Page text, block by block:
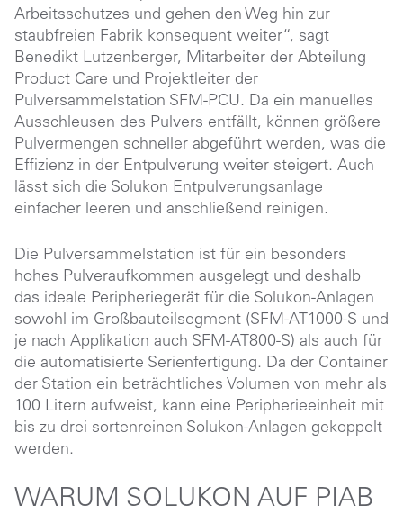
Arbeitsschutzes und gehen den Weg hin zur
staubfreien Fabrik konsequent weiter“, sagt
Benedikt Lutzenberger, Mitarbeiter der Abteilung
Product Care und Projektleiter der
Pulversammelstation SFM-PCU. Da ein manuelles
Ausschleusen des Pulvers entfällt, können größere
Pulvermengen schneller abgeführt werden, was die
Effizienz in der Entpulverung weiter steigert. Auch
lässt sich die Solukon Entpulverungsanlage
einfacher leeren und anschließend reinigen.
Die Pulversammelstation ist für ein besonders
hohes Pulveraufkommen ausgelegt und deshalb
das ideale Peripheriegerät für die Solukon-Anlagen
sowohl im Großbauteilsegment (SFM-AT1000-S und
je nach Applikation auch SFM-AT800-S) als auch für
die automatisierte Serienfertigung. Da der Container
der Station ein beträchtliches Volumen von mehr als
100 Litern aufweist, kann eine Peripherieeinheit mit
bis zu drei sortenreinen Solukon-Anlagen gekoppelt
werden.
WARUM SOLUKON AUF PIAB